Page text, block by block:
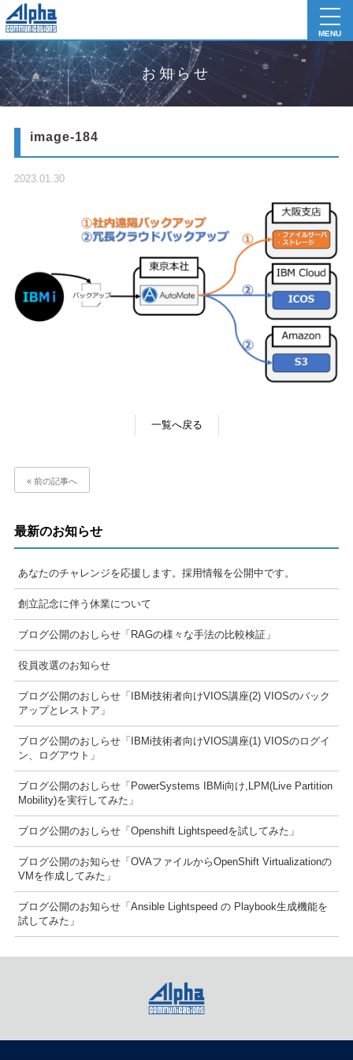
MENU
お知らせ
image-184
2023.01.30
一覧へ戻る
« 前の記事へ
最新のお知らせ
あなたのチャレンジを応援します。採用情報を公開中です。
創立記念に伴う休業について
ブログ公開のおしらせ「RAGの様々な手法の比較検証」
役員改選のお知らせ
ブログ公開のおしらせ「IBMi技術者向けVIOS講座(2) VIOSのバック
アップとレストア」
ブログ公開のおしらせ「IBMi技術者向けVIOS講座(1) VIOSのログイ
ン、ログアウト」
ブログ公開のおしらせ「PowerSystems IBMi向け,LPM(Live Partition
Mobility)を実行してみた」
ブログ公開のおしらせ「Openshift Lightspeedを試してみた」
ブログ公開のお知らせ「OVAファイルからOpenShift Virtualizationの
VMを作成してみた」
ブログ公開のお知らせ「Ansible Lightspeed の Playbook生成機能を
試してみた」